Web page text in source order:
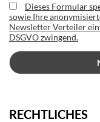
Dieses Formular
sowie Ihre
Newsletter Verteiler
DSGVO zwingend.
RECHTLICHES